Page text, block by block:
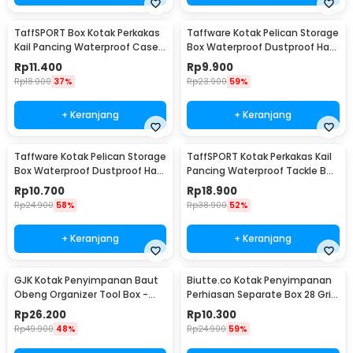
TaffSPORT Box Kotak Perkakas
Kail Pancing Waterproof Case -
Q041
Rp11.400
Rp18.000 37%
+ Keranjang
Taffware Kotak Pelican Storage
Box Waterproof Dustproof Hard
Case ABS S - G10/J020
Rp9.900
Rp23.900 59%
+ Keranjang
Taffware Kotak Pelican Storage
Box Waterproof Dustproof Hard
Case ABS L - G10/J020
Rp10.700
Rp24.900 58%
+ Keranjang
TaffSPORT Kotak Perkakas Kail
Pancing Waterproof Tackle Box
12 Grid - MCC01
Rp18.900
Rp38.900 52%
+ Keranjang
GJK Kotak Penyimpanan Baut
Obeng Organizer Tool Box -
Z20
Rp26.200
Rp49.900 48%
Biutte.co Kotak Penyimpanan
Perhiasan Separate Box 28 Grid
- SN-14
Rp10.300
Rp24.900 59%